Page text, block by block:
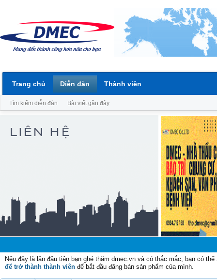
Nếu đây là lần đầu tiên bạn ghé thăm dmec.vn và có thắc mắc, bạn có
để trở thành thành viên để bắt đầu đăng bán sản phẩm của mình.
Trang chủ Diễn đàn
Tìm kiếm diễn đàn Bài viết gần đây
Thành viên